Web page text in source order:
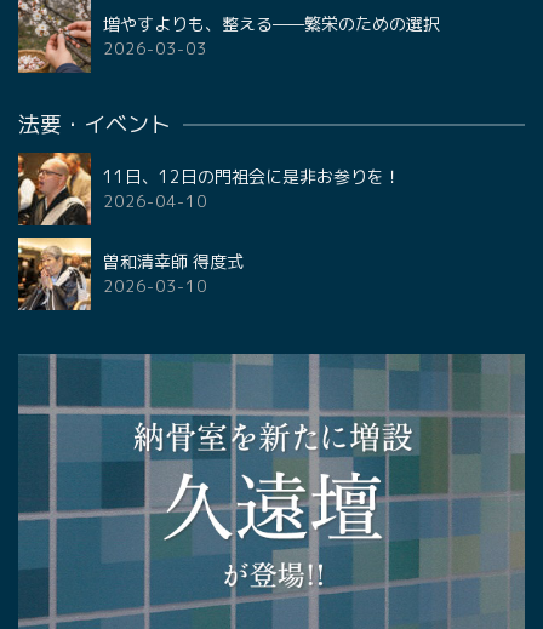
増やすよりも、整える——繁栄のための選択
2026-03-03
法要・イベント
11日、12日の門祖会に是非お参りを！
2026-04-10
曽和清幸師 得度式
2026-03-10